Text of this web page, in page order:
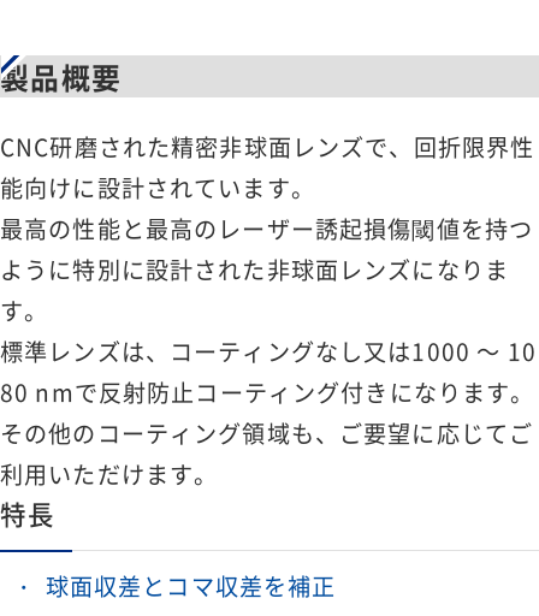
製品概要
CNC研磨された精密非球面レンズで、回折限界性
能向けに設計されています。
最高の性能と最高のレーザー誘起損傷閾値を持つ
ように特別に設計された非球面レンズになりま
す。
標準レンズは、コーティングなし又は1000 ～ 10
80 nmで反射防止コーティング付きになります。
その他のコーティング領域も、ご要望に応じてご
利用いただけます。
特長
球面収差とコマ収差を補正